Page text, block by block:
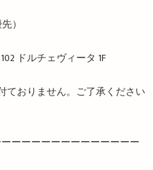
）
102 ドルチェヴィータ 1F
ておりません。ご了承ください
ーーーーーーーーーーーーー